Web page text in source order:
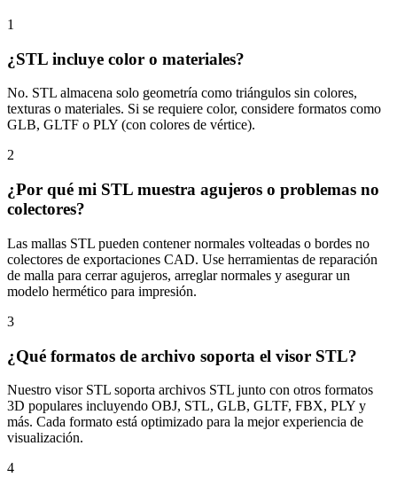
1
¿STL incluye color o materiales?
No. STL almacena solo geometría como triángulos sin colores,
texturas o materiales. Si se requiere color, considere formatos como
GLB, GLTF o PLY (con colores de vértice).
2
¿Por qué mi STL muestra agujeros o problemas no
colectores?
Las mallas STL pueden contener normales volteadas o bordes no
colectores de exportaciones CAD. Use herramientas de reparación
de malla para cerrar agujeros, arreglar normales y asegurar un
modelo hermético para impresión.
3
¿Qué formatos de archivo soporta el visor STL?
Nuestro visor STL soporta archivos STL junto con otros formatos
3D populares incluyendo OBJ, STL, GLB, GLTF, FBX, PLY y
más. Cada formato está optimizado para la mejor experiencia de
visualización.
4